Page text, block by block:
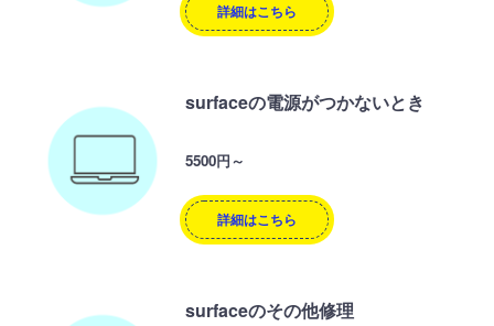
詳細はこちら
surfaceの電源がつかないとき
5500円～
詳細はこちら
surfaceのその他修理